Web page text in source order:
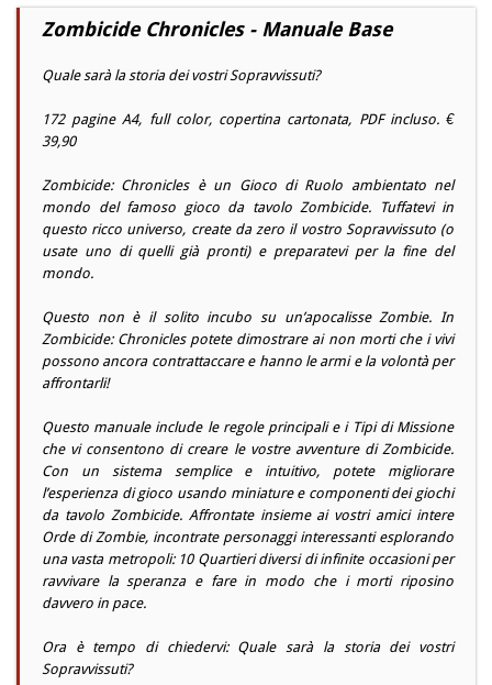
Zombicide Chronicles - Manuale Base
Quale sarà la storia dei vostri Sopravvissuti?
172 pagine A4, full color, copertina cartonata, PDF incluso. €
39,90
Zombicide: Chronicles è un Gioco di Ruolo ambientato nel
mondo del famoso gioco da tavolo Zombicide. Tuffatevi in
questo ricco universo, create da zero il vostro Sopravvissuto (o
usate uno di quelli già pronti) e preparatevi per la fine del
mondo.
Questo non è il solito incubo su un’apocalisse Zombie. In
Zombicide: Chronicles potete dimostrare ai non morti che i vivi
possono ancora contrattaccare e hanno le armi e la volontà per
affrontarli!
Questo manuale include le regole principali e i Tipi di Missione
che vi consentono di creare le vostre avventure di Zombicide.
Con un sistema semplice e intuitivo, potete migliorare
l’esperienza di gioco usando miniature e componenti dei giochi
da tavolo Zombicide. Affrontate insieme ai vostri amici intere
Orde di Zombie, incontrate personaggi interessanti esplorando
una vasta metropoli: 10 Quartieri diversi di infinite occasioni per
ravvivare la speranza e fare in modo che i morti riposino
davvero in pace.
Ora è tempo di chiedervi: Quale sarà la storia dei vostri
Sopravvissuti?